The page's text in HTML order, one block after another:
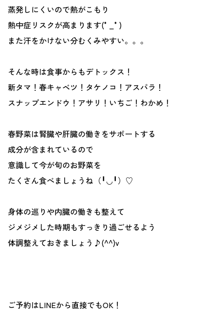
蒸発しにくいので熱がこもり
熱中症リスクが高まります(°_°)
また汗をかけない分むくみやすい。。。
そんな時は食事からもデトックス！
新タマ！春キャベツ！タケノコ！アスパラ！
スナップエンドウ！アサリ！いちご！わかめ！
春野菜は腎臓や肝臓の働きをサポートする
成分が含まれているので
意識して今が旬のお野菜を
たくさん食べましょうね（╹◡╹）♡
身体の巡りや内臓の働きも整えて
ジメジメした時期もすっきり過ごせるよう
体調整えておきましょう♪(^^)v
ご予約はLINEから直接でもOK！